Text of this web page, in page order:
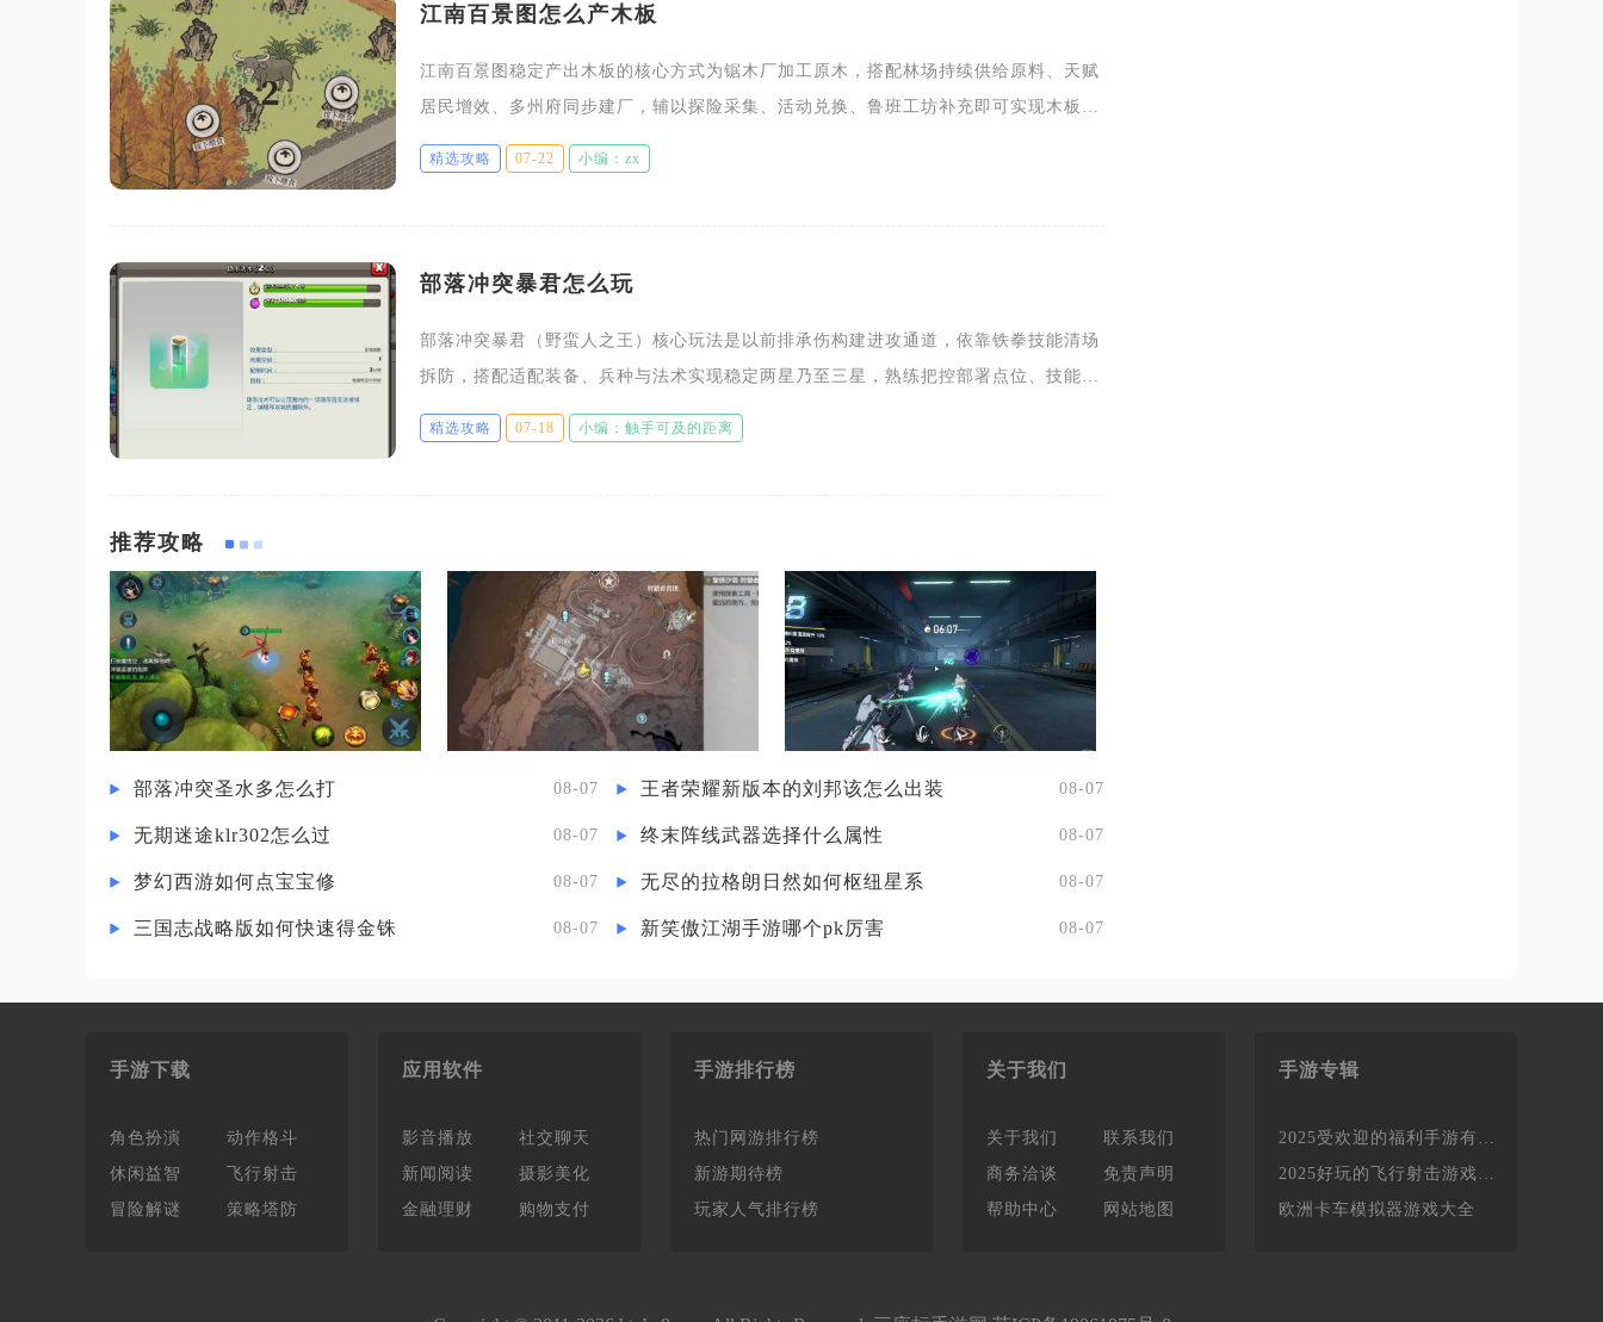
江南百景图怎么产木板
江南百景图稳定产出木板的核心方式为锯木厂加工原木，搭配林场持续供给原料、天赋
居民增效、多州府同步建厂，辅以探险采集、活动兑换、鲁班工坊补充即可实现木板自
由，整套循环是长期获取木板的核心逻辑，其余途径仅作为缺口应急补充，无法支撑大
规模建造消耗
精选攻略 07-22 小编：zx
部落冲突暴君怎么玩
部落冲突暴君（野蛮人之王）核心玩法是以前排承伤构建进攻通道，依靠铁拳技能清场
拆防，搭配适配装备、兵种与法术实现稳定两星乃至三星，熟练把控部署点位、技能释
放时机、装备搭配三大核心要点就能发挥暴君全部战力，适配冲杯、部落战、资源掠夺
全场景地面战
精选攻略 07-18 小编：触手可及的距离
推荐攻略
部落冲突圣水多怎么打 08-07 王者荣耀新版本的刘邦该怎么出装 08-07
无期迷途klr302怎么过 08-07 终末阵线武器选择什么属性 08-07
梦幻西游如何点宝宝修 08-07 无尽的拉格朗日然如何枢纽星系 08-07
三国志战略版如何快速得金铢 08-07 新笑傲江湖手游哪个pk厉害 08-07
手游下载
角色扮演
动作格斗
休闲益智
飞行射击
冒险解谜
策略塔防
应用软件
影音播放
社交聊天
新闻阅读
摄影美化
金融理财
购物支付
手游排行榜
热门网游排行榜
新游期待榜
玩家人气排行榜
关于我们
关于我们
联系我们
商务洽谈
免责声明
帮助中心
网站地图
手游专辑
欧洲卡车模拟器游戏大全